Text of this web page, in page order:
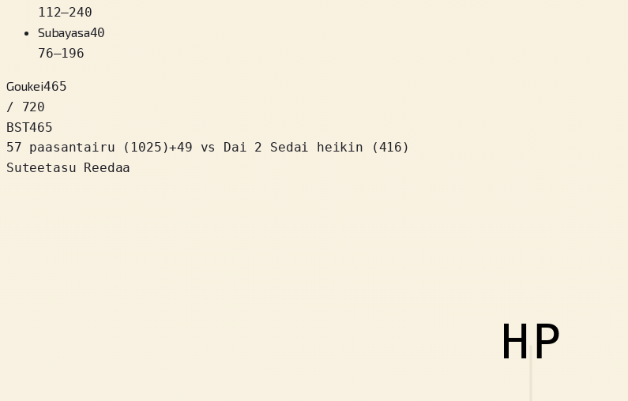
112–240
Subayasa40
76–196
Goukei465
/ 720
BST465
57 paasantairu
( 1025 )+49
vs Dai 2 Sedai heikin (416)
Suteetasu Reedaa
HP